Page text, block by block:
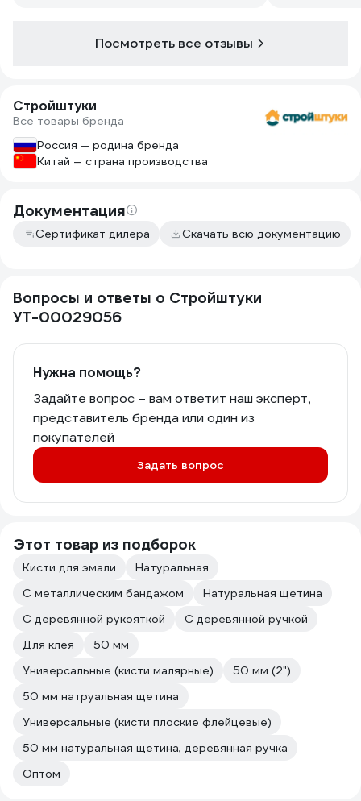
Посмотреть все отзывы
Стройштуки
Все товары бренда
Россия — родина бренда
Китай — страна производства
Документация
Сертификат дилера Скачать всю документацию
Вопросы и ответы о Стройштуки
УТ-00029056
Нужна помощь?
Задайте вопрос – вам ответит наш эксперт,
представитель бренда или один из
покупателей
Задать вопрос
Этот товар из подборок
Кисти для эмали
Натуральная
С металлическим бандажом
Натуральная щетина
С деревянной рукояткой
С деревянной ручкой
Для клея
50 мм
Универсальные (кисти малярные)
50 мм (2")
50 мм натруальная щетина
Универсальные (кисти плоские флейцевые)
50 мм натуральная щетина, деревянная ручка
Оптом